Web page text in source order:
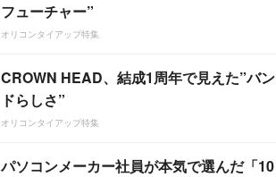
フューチャー”
オリコンタイアップ特集
CROWN HEAD、結成1周年で見えた”バン
ドらしさ”
オリコンタイアップ特集
パソコンメーカー社員が本気で選んだ「10